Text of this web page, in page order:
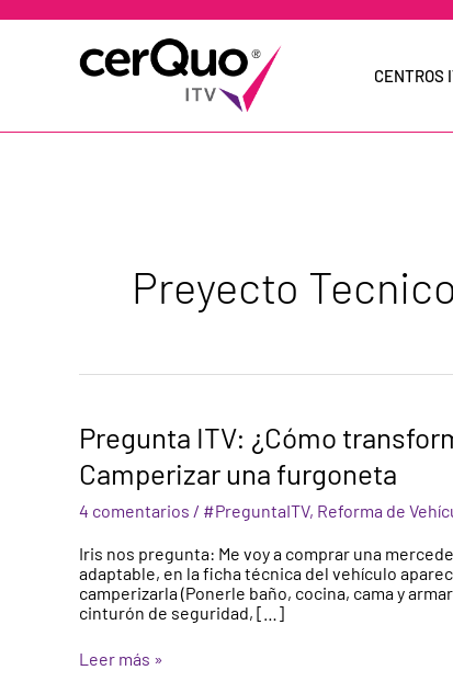
CENTROS
Preyecto
Pregunta ITV: ¿Cómo
Camperizar una furgoneta
4 comentarios / #PreguntaITV, Reforma de
Iris nos pregunta: Me voy a comprar una
adaptable, en la ficha técnica del vehículo
camperizarla (Ponerle baño, cocina, cama y
cinturón de seguridad, […]
Pregunta
ITV:
¿Cómo
transformar
una
a
vivienda?
Camperizar
una
furgoneta
Leer más »